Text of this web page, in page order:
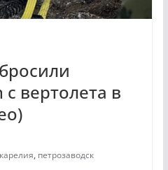
вертолета в
карелия, петрозаводск